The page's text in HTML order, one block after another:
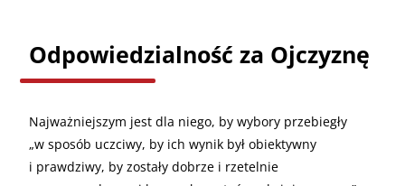
Odpowiedzialność za Ojczyznę
Najważniejszym jest dla niego, by wybory przebiegły
„w sposób uczciwy, by ich wynik był obiektywny
i prawdziwy, by zostały dobrze i rzetelnie